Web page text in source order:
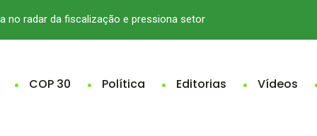
no radar da fiscalização e pressiona setor
COP 30 Política Editorias Vídeos